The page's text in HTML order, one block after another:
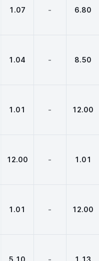
1.07 - 6.80
1.04 - 8.50
1.01 - 12.00
12.00 - 1.01
1.01 - 12.00
5.10 - 1.13